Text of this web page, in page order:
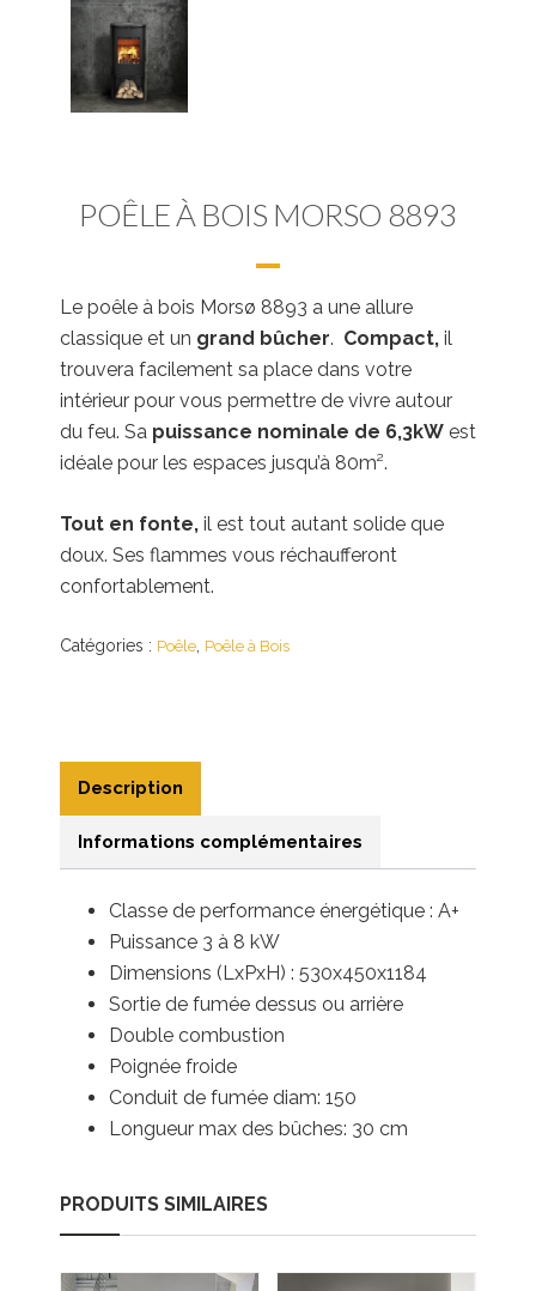
POÊLE À BOIS MORSO 8893
Le poêle à bois Morsø 8893 a une allure
classique et un grand bûcher. Compact, il
trouvera facilement sa place dans votre
intérieur pour vous permettre de vivre autour
du feu. Sa puissance nominale de 6,3kW est
idéale pour les espaces jusqu’à 80m².
Tout en fonte, il est tout autant solide que
doux. Ses flammes vous réchaufferont
confortablement.
Catégories : Poêle Poêle à Bois
Description
Informations complémentaires
Classe de performance énergétique : A+
Puissance 3 à 8 kW
Dimensions (LxPxH) : 530x450x1184
Sortie de fumée dessus ou arrière
Double combustion
Poignée froide
Conduit de fumée diam: 150
Longueur max des bûches: 30 cm
PRODUITS SIMILAIRES